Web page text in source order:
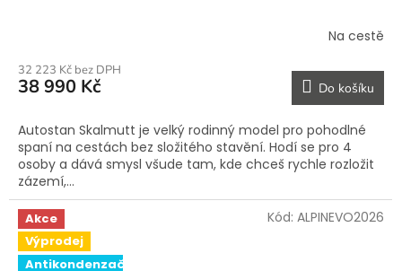
Na cestě
32 223 Kč bez DPH
38 990 Kč Do košíku
Autostan Skalmutt je velký rodinný model pro pohodlné
spaní na cestách bez složitého stavění. Hodí se pro 4
osoby a dává smysl všude tam, kde chceš rychle rozložit
zázemí,...
Akce
Výprodej
Antikondenzační
Kód: ALPINEVO2026